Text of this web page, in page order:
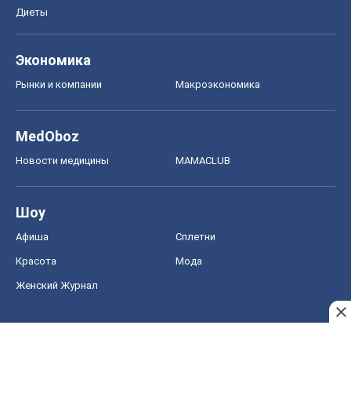
Диеты
Экономика
Рынки и компании Mакроэкономика
MedOboz
Новости медицины MAMACLUB
Шоу
Афиша Сплетни
Красота Мода
Женский Журнал